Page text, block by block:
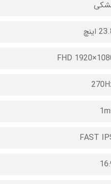
اینچ
FHD
FAST